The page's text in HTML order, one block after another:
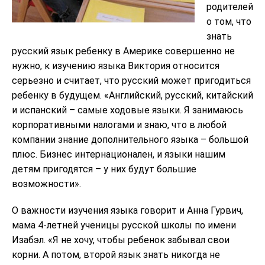
родителей
о том, что
знать
русский язык ребенку в Америке совершенно не
нужно, к изучению языка Виктория относится
серьезно и считает, что русский может пригодиться
ребенку в будущем. «Английский, русский, китайский
и испанский – самые ходовые языки. Я занимаюсь
корпоративными налогами и знаю, что в любой
компании знание дополнительного языка – большой
плюс. Бизнес интернационален, и языки нашим
детям пригодятся – у них будут большие
возможности».
О важности изучения языка говорит и Анна Гурвич,
мама 4-летней ученицы русской школы по имени
Изабэл. «Я не хочу, чтобы ребенок забывал свои
корни. А потом, второй язык знать никогда не